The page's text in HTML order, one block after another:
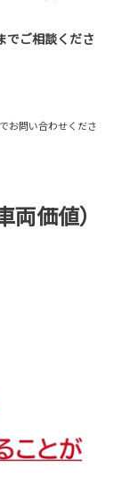
でご相談くださ
お問い合わせくださ
価値）